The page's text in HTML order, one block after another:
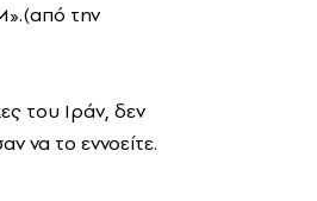
την
του Ιράν, δεν
να το εννοείτε.